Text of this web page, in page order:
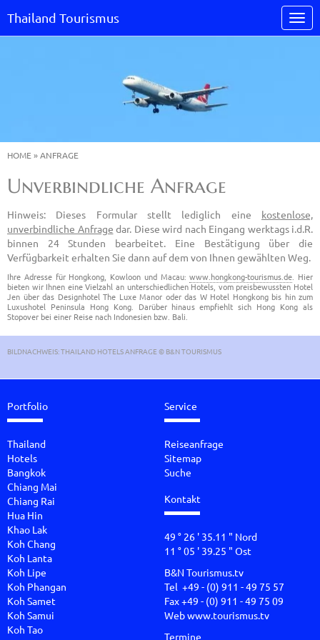
Thailand Tourismus
HOME»ANFRAGE
Unverbindliche Anfrage
Hinweis: Dieses Formular stellt lediglich eine kostenlose,
unverbindliche Anfrage dar. Diese wird nach Eingang werktags i.d.R.
binnen 24 Stunden bearbeitet. Eine Bestätigung über die
Verfügbarkeit erhalten Sie dann auf dem von Ihnen gewählten Weg.
Ihre Adresse für Hongkong, Kowloon und Macau:www.hongkong-tourismus.de. Hier
bieten wir Ihnen eine Vielzahl an unterschiedlichen Hotels, vom preisbewussten Hotel
Jen über das Designhotel The Luxe Manor oder das W Hotel Hongkong bis hin zum
Luxushotel Peninsula Hong Kong. Darüber hinaus empfiehlt sich Hong Kong als
Stopover bei einer Reise nach Indonesien bzw. Bali.
BILDNACHWEIS: THAILAND HOTELS ANFRAGE © B&N TOURISMUS
Portfolio
Thailand
Hotels
Bangkok
Chiang Mai
Chiang Rai
Hua Hin
Khao Lak
Koh Chang
Koh Lanta
Koh Lipe
Koh Phangan
Koh Samet
Koh Samui
Koh Tao
Service
Reiseanfrage
Sitemap
Suche
Kontakt
49 ° 26 ' 35.11 " Nord
11 ° 05 ' 39.25 " Ost
B&N Tourismus.tv
Tel +49 - (0) 911 - 49 75 57
Fax +49 - (0) 911 - 49 75 09
Webwww.tourismus.tv
Termine